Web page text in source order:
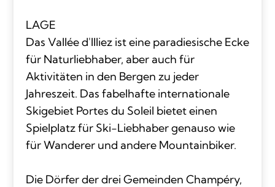
LAGE
Das Vallée d'Illiez ist eine paradiesische Ecke
für Naturliebhaber, aber auch für
Aktivitäten in den Bergen zu jeder
Jahreszeit. Das fabelhafte internationale
Skigebiet Portes du Soleil bietet einen
Spielplatz für Ski-Liebhaber genauso wie
für Wanderer und andere Mountainbiker.
Die Dörfer der drei Gemeinden Champéry,